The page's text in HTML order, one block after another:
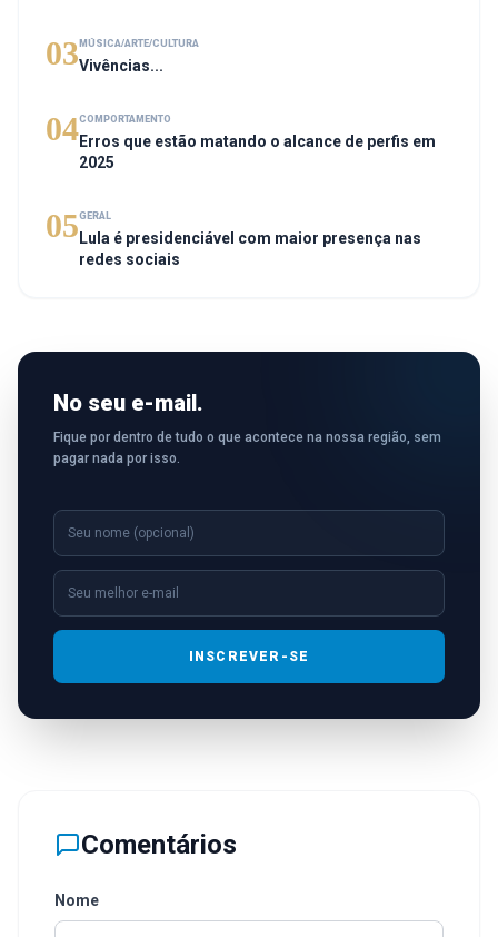
03 MÚSICA/ARTE/CULTURA
Vivências...
04COMPORTAMENTO
Erros que estão matando o alcance de perfis em
2025
05GERAL
Lula é presidenciável com maior presença nas
redes sociais
No seu e-mail.
Fique por dentro de tudo o que acontece na nossa região, sem
pagar nada por isso.
INSCREVER-SE
Comentários
Nome